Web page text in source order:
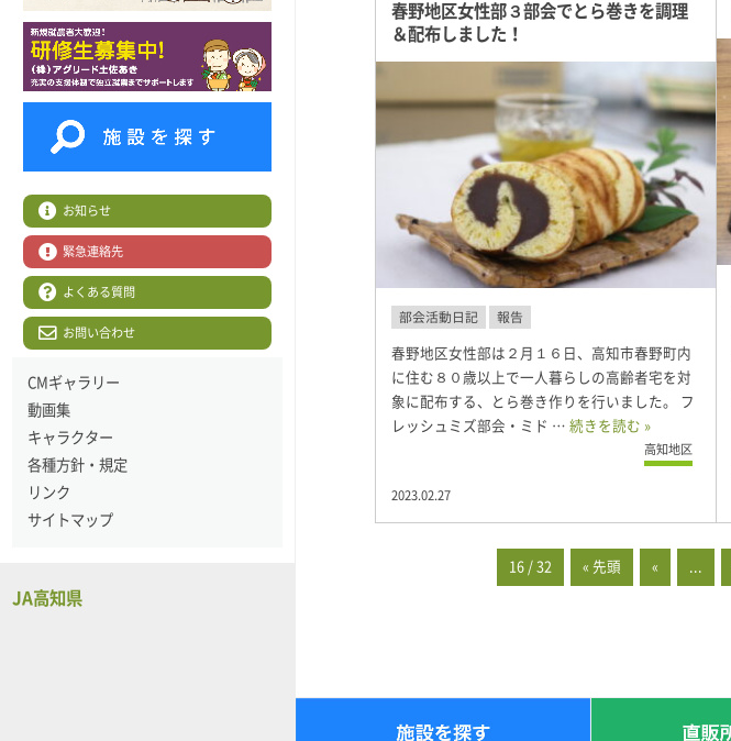
春野地区女性部３部会でとら巻きを調理
＆配布しました！
部会活動日記 報告
春野地区女性部は２月１６日、高知市春野町内
に住む８０歳以上で一人暮らしの高齢者宅を対
象に配布する、とら巻き作りを行いました。 フ
レッシュミズ部会・ミド … 続きを読む »
高知地区
2023.02.27
16 / 32 « 先頭 «
お知らせ
緊急連絡先
よくある質問
お問い合わせ
CMギャラリー
動画集
キャラクター
各種方針・規定
リンク
サイトマップ
JA高知県